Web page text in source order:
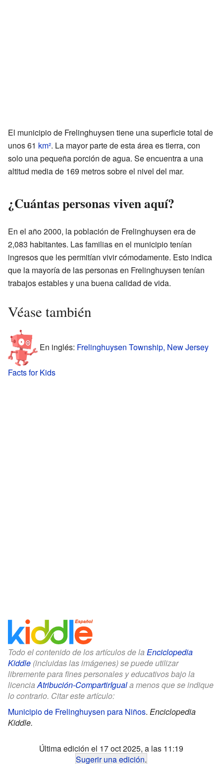
El municipio de Frelinghuysen tiene una superficie total de
unos 61 km². La mayor parte de esta área es tierra, con
solo una pequeña porción de agua. Se encuentra a una
altitud media de 169 metros sobre el nivel del mar.
¿Cuántas personas viven aquí?
En el año 2000, la población de Frelinghuysen era de
2,083 habitantes. Las familias en el municipio tenían
ingresos que les permitían vivir cómodamente. Esto indica
que la mayoría de las personas en Frelinghuysen tenían
trabajos estables y una buena calidad de vida.
Véase también
En inglés: Frelinghuysen Township, New Jersey
Facts for Kids
Todo el contenido de los artículos de la Enciclopedia
Kiddle (incluidas las imágenes) se puede utilizar
libremente para fines personales y educativos bajo la
licenciaAtribución-CompartirIguala menos que se indique
lo contrario. Citar este artículo:
Municipio de Frelinghuysen para Niños. Enciclopedia
Kiddle.
Última edición el 17 oct 2025, a las 11:19
Sugerir una edición.